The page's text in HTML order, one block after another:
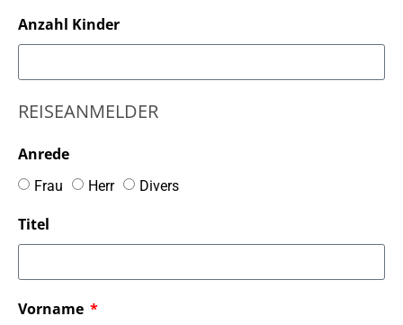
Anzahl Kinder
REISEANMELDER
Anrede
Frau Herr Divers
Titel
Vorname